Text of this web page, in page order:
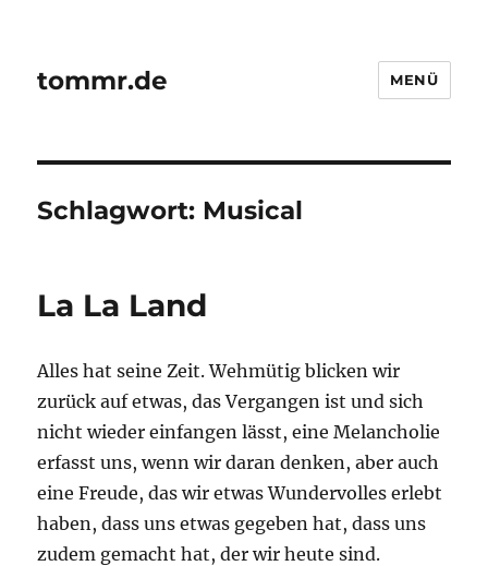
tommr.de MENÜ
Schlagwort: Musical
La La Land
Alles hat seine Zeit. Wehmütig blicken wir
zurück auf etwas, das Vergangen ist und sich
nicht wieder einfangen lässt, eine Melancholie
erfasst uns, wenn wir daran denken, aber auch
eine Freude, das wir etwas Wundervolles erlebt
haben, dass uns etwas gegeben hat, dass uns
zudem gemacht hat, der wir heute sind.